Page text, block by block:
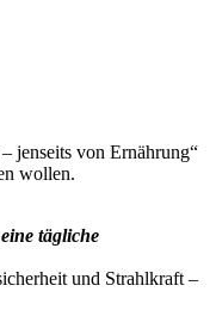
jenseits von Ernährung“
wollen.
tägliche
und Strahlkraft –